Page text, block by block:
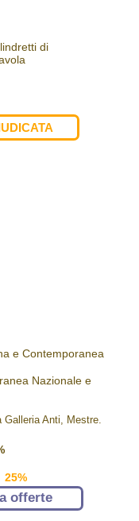
di
e Contemporanea
Nazionale e
Anti, Mestre.
offerte